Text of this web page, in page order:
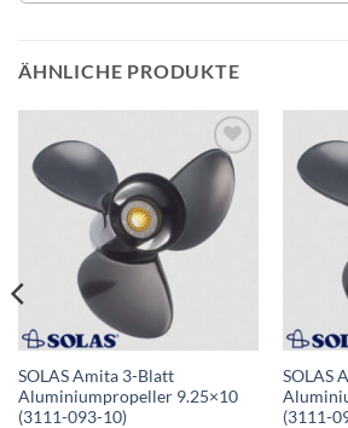
ÄHNLICHE PRODUKTE
Auf die
Wunschliste
SOLAS Amita 3-Blatt
Aluminiumpropeller 9.25×10
(3111-093-10)
SOLAS
(3111-